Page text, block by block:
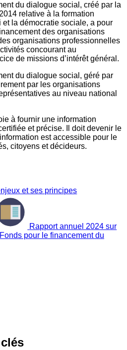
du dialogue social, créé par la
relative à la formation
et la démocratie sociale, a pour
des organisations
organisations professionnelles
concourant au
de missions d’intérêt général.
du dialogue social, géré par
par les organisations
au niveau national
à fournir une information
et précise. Il doit devenir le
est accessible pour le
citoyens et décideurs.
et ses principes
Rapport annuel 2024 sur
pour le financement du